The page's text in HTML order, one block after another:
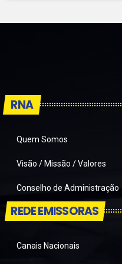
RNA
Quem Somos
Visão / Missão / Valores
Conselho de Administração
REDE EMISSORAS
Canais Nacionais